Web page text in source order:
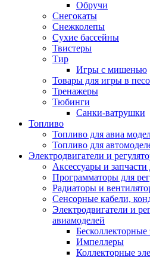
Обручи
Снегокаты
Снежколепы
Сухие бассейны
Твистеры
Тир
Игры с мишенью
Товары для игры в
Тренажеры
Тюбинги
Санки-ватрушки
Топливо
Топливо для авиа
Топливо для
Электродвигатели и
Аксессуары и запчасти
Программаторы для
Радиаторы и
Сенсорные кабели,
Электродвигатели и
авиамоделей
Бесколлекторные
Импеллеры
Коллекторные